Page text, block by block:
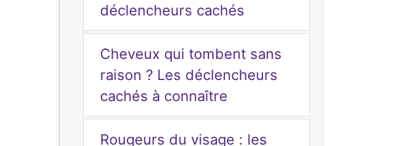
déclencheurs cachés
Cheveux qui tombent sans
raison ? Les déclencheurs
cachés à connaître
Rougeurs du visage : les